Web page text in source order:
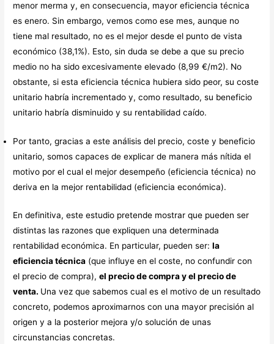
menor merma y, en consecuencia, mayor eficiencia técnica
es enero. Sin embargo, vemos como ese mes, aunque no
tiene mal resultado, no es el mejor desde el punto de vista
económico (38,1%). Esto, sin duda se debe a que su precio
medio no ha sido excesivamente elevado (8,99 €/m2). No
obstante, si esta eficiencia técnica hubiera sido peor, su coste
unitario habría incrementado y, como resultado, su beneficio
unitario habría disminuido y su rentabilidad caído.
Por tanto, gracias a este análisis del precio, coste y beneficio
unitario, somos capaces de explicar de manera más nítida el
motivo por el cual el mejor desempeño (eficiencia técnica) no
deriva en la mejor rentabilidad (eficiencia económica).
En definitiva, este estudio pretende mostrar que pueden ser
distintas las razones que expliquen una determinada
rentabilidad económica. En particular, pueden ser:la
eficiencia técnica (que influye en el coste, no confundir con
el precio de compra),el precio de compra y el precio de
venta. Una vez que sabemos cual es el motivo de un resultado
concreto, podemos aproximarnos con una mayor precisión al
origen y a la posterior mejora y/o solución de unas
circunstancias concretas.